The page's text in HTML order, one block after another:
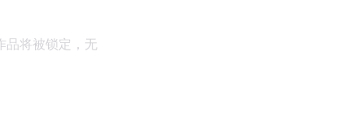
品将被锁定，无